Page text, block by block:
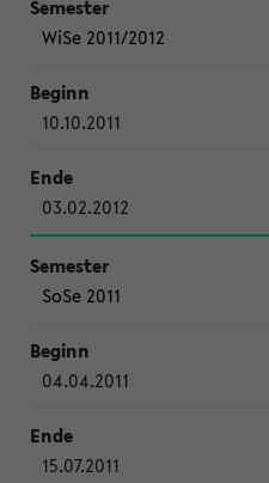
WiSe 2011/2012
10.10.2011
03.02.2012
SoSe 2011
04.04.2011
15.07.2011